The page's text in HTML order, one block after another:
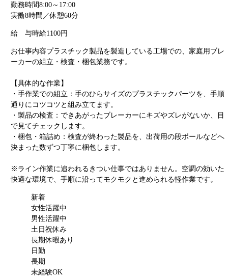
勤務時間8:00～17:00
実働8時間／休憩60分
給 与時給1100円
お仕事内容プラスチック製品を製造している工場での、家庭用ブレ
ーカーの組立・検査・梱包業務です。
【具体的な作業】
・手作業での組立：手のひらサイズのプラスチックパーツを、手順
通りにコツコツと組み立てます。
・製品の検査：できあがったブレーカーにキズやズレがないか、目
で見てチェックします。
・梱包・箱詰め：検査が終わった製品を、出荷用の段ボールなどへ
決まった数ずつ丁寧に梱包します。
※ライン作業に追われるきつい仕事ではありません。空調の効いた
快適な環境で、手順に沿ってモクモクと進められる軽作業です。
新着
女性活躍中
男性活躍中
土日祝休み
長期休暇あり
日勤
長期
未経験OK